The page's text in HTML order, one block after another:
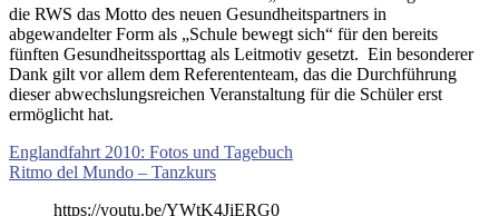
die RWS das Motto des neuen Gesundheitspartners in
abgewandelter Form als „Schule bewegt sich“ für den bereits
fünften Gesundheitssporttag als Leitmotiv gesetzt. Ein besonderer
Dank gilt vor allem dem Referententeam, das die Durchführung
dieser abwechslungsreichen Veranstaltung für die Schüler erst
ermöglicht hat.
Beitragsnavigation
Vorheriger
Beitrag:
Englandfahrt 2010: Fotos und Tagebuch
Nächster
Ritmo del Mundo – Tanzkurs
https://youtu.be/YWtK4JiERG0